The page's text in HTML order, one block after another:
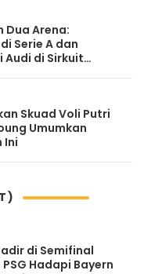
Dua Arena:
Serie A dan
Audi di Sirkuit
Skuad Voli Putri
Umumkan
Ini
di Semifinal
Hadapi Bayern